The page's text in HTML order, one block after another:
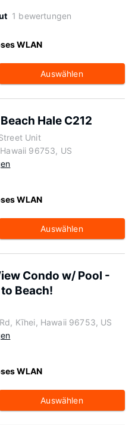
1 bewertungen
WLAN
Auswählen
Hale C212
Unit
96753, US
WLAN
Auswählen
Condo w/ Pool -
Beach!
Kīhei, Hawaii 96753, US
WLAN
Auswählen